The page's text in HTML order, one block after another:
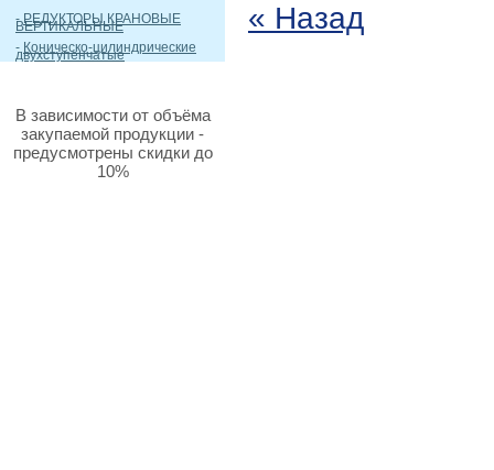
« Назад
-РЕДУКТОРЫ КРАНОВЫЕ
ВЕРТИКАЛЬНЫЕ
- Коническо-цилиндрические
двухступенчатые
В зависимости от объёма
закупаемой продукции -
предусмотрены скидки до
10%